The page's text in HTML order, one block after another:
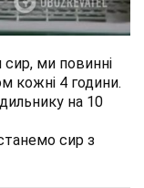
сир, ми повинні
кожні 4 години.
на 10
сир з